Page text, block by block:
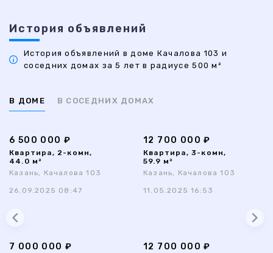
История объявлений
История объявлений в доме Качалова 103 и
соседних домах за 5 лет в радиусе 500 м²
В ДОМЕ В СОСЕДНИХ ДОМАХ
6 500 000 ₽
Квартира, 2-комн,
44.0 м²
Казань, Качалова 103
26.09.2025 08:47
12 700 000 ₽
Квартира, 3-комн,
59.9 м²
Казань, Качалова 103
11.05.2025 16:53
7 000 000 ₽ 12 700 000 ₽